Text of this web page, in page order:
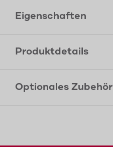
Eigenschaften
Produktdetails
Optionales Zubehör